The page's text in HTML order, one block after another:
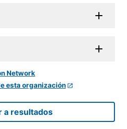
esta organización
a resultados